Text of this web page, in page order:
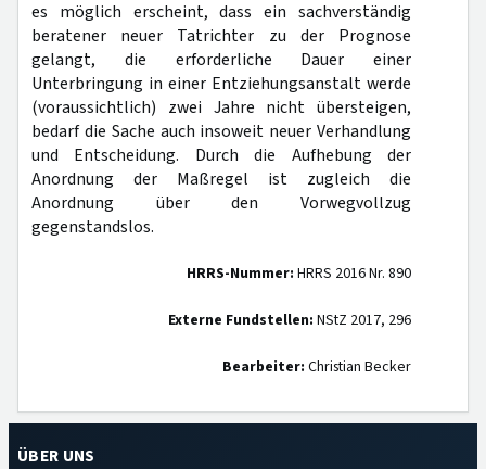
es möglich erscheint, dass ein sachverständig
beratener neuer Tatrichter zu der Prognose
gelangt, die erforderliche Dauer einer
Unterbringung in einer Entziehungsanstalt werde
(voraussichtlich) zwei Jahre nicht übersteigen,
bedarf die Sache auch insoweit neuer Verhandlung
und Entscheidung. Durch die Aufhebung der
Anordnung der Maßregel ist zugleich die
Anordnung über den Vorwegvollzug
gegenstandslos.
HRRS-Nummer: HRRS 2016 Nr. 890
Externe Fundstellen: NStZ 2017, 296
Bearbeiter: Christian Becker
ÜBER UNS